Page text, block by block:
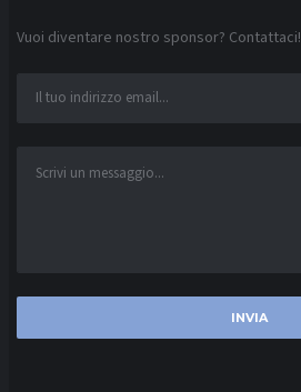
Vuoi diventare nostro sponsor? Contattaci!